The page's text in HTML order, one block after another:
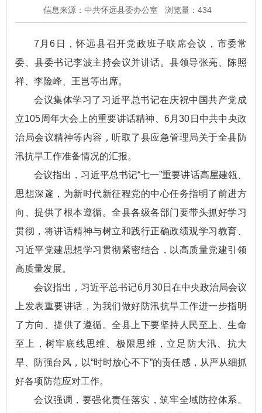
信息来源：中共怀远县委办公室
浏览量： 434
7月6日，怀远县召开党政班子联席会议，市委常
委、县委书记李波主持会议并讲话。县领导张亮、陈照
祥、李险峰、王岂等出席。
会议集体学习了习近平总书记在庆祝中国共产党成
立105周年大会上的重要讲话精神、6月30日中共中央政
治局会议精神等内容，听取了县应急管理局关于全县防
汛抗旱工作准备情况的汇报。
会议指出，习近平总书记“七一”重要讲话高屋建瓴、
思想深邃，为新时代新征程党的中心任务指明了前进方
向、提供了根本遵循。全县各级各部门要带头抓好学习
贯彻，将讲话精神与树立和践行正确政绩观学习教育、
习近平党建思想学习贯彻紧密结合，以高质量党建引领
高质量发展。
会议指出，习近平总书记6月30日在中央政治局会议
上发表重要讲话，为我们做好防汛抗旱工作进一步指明
了方向、提供了遵循。全县上下要坚持人民至上、生命
至上，树牢底线思维、极限思维，立足防大汛、抗大
旱、防强台风，以“时时放心不下”的责任感，从严从细抓
好各项防范应对工作。
会议强调，要强化责任落实，筑牢全域防控体系。